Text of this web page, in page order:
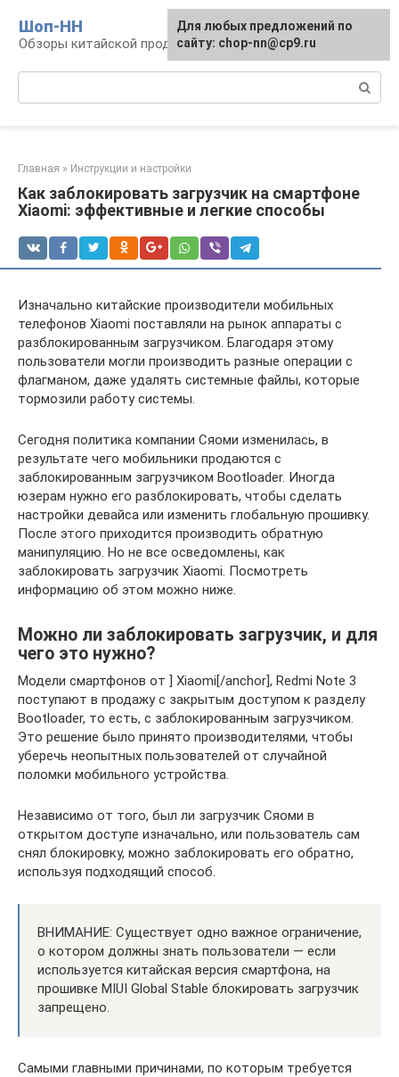
контенту
Шоп-HH
Обзоры китайской продукции Huawei и Honor
Главная » Инструкции и настройки
Как заблокировать загрузчик на смартфоне
Xiaomi: эффективные и легкие способы
Изначально китайские производители мобильных
телефонов Xiaomi поставляли на рынок аппараты с
разблокированным загрузчиком. Благодаря этому
пользователи могли производить разные операции с
флагманом, даже удалять системные файлы, которые
тормозили работу системы.
Сегодня политика компании Сяоми изменилась, в
результате чего мобильники продаются с
заблокированным загрузчиком Bootloader. Иногда
юзерам нужно его разблокировать, чтобы сделать
настройки девайса или изменить глобальную прошивку.
После этого приходится производить обратную
манипуляцию. Но не все осведомлены, как
заблокировать загрузчик Xiaomi. Посмотреть
информацию об этом можно ниже.
Можно ли заблокировать загрузчик, и для
чего это нужно?
Модели смартфонов от ] Xiaomi[/anchor], Redmi Note 3
поступают в продажу с закрытым доступом к разделу
Bootloader, то есть, с заблокированным загрузчиком.
Это решение было принято производителями, чтобы
уберечь неопытных пользователей от случайной
поломки мобильного устройства.
Независимо от того, был ли загрузчик Сяоми в
открытом доступе изначально, или пользователь сам
снял блокировку, можно заблокировать его обратно,
используя подходящий способ.
ВНИМАНИЕ: Существует одно важное ограничение,
о котором должны знать пользователи — если
используется китайская версия смартфона, на
прошивке MIUI Global Stable блокировать загрузчик
запрещено.
Самыми главными причинами, по которым требуется
Для любых предложений по
сайту: chop-nn@cp9.ru